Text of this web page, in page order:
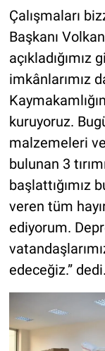
Çalışmaları
Başkanı
açıkladığımız
imkânlarımız
kuruyoruz.
malzemeleri
bulunan 3
başlattığımız
veren tüm
ediyorum.
edeceğiz.” dedi.